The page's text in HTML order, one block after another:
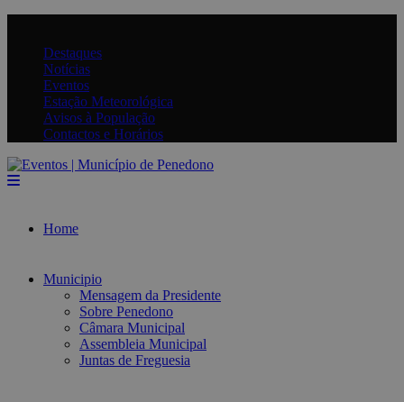
Destaques
Notícias
Eventos
Estação Meteorológica
Avisos à População
Contactos e Horários
Home
Municipio
Mensagem da Presidente
Sobre Penedono
Câmara Municipal
Assembleia Municipal
Juntas de Freguesia